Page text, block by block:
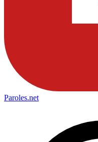
Paroles.net